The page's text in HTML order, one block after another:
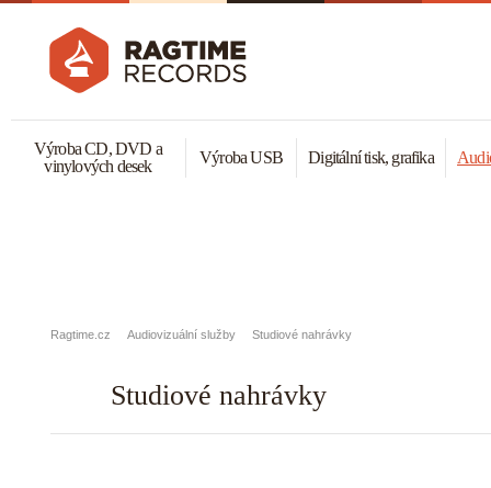
Výroba CD, DVD a
vinylových desek
Výroba USB Digitální tisk, grafika
Ragtime.cz Audiovizuální služby Studiové nahrávky
Studiové nahrávky